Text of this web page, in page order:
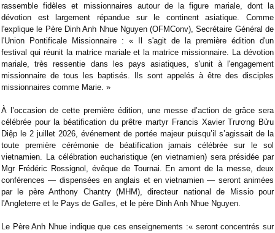
rassemble fidèles et missionnaires autour de la figure mariale, dont la
dévotion est largement répandue sur le continent asiatique. Comme
l'explique le Père Dinh Anh Nhue Nguyen (OFMConv), Secrétaire Général de
l'Union Pontificale Missionnaire : « Il s'agit de la première édition d'un
festival qui réunit la matrice mariale et la matrice missionnaire. La dévotion
mariale, très ressentie dans les pays asiatiques, s'unit à l'engagement
missionnaire de tous les baptisés. Ils sont appelés à être des disciples
missionnaires comme Marie. »
À l’occasion de cette première édition, une messe d’action de grâce sera
célébrée pour la béatification du prêtre martyr Francis Xavier Trương Bửu
Diệp le 2 juillet 2026, événement de portée majeur puisqu’il s’agissait de la
toute première cérémonie de béatification jamais célébrée sur le sol
vietnamien. La célébration eucharistique (en vietnamien) sera présidée par
Mgr Frédéric Rossignol, évêque de Tournai. En amont de la messe, deux
conférences — dispensées en anglais et en vietnamien — seront animées
par le père Anthony Chantry (MHM), directeur national de Missio pour
l'Angleterre et le Pays de Galles, et le père Dinh Anh Nhue Nguyen.
Le Père Anh Nhue indique que ces enseignements :« seront concentrés sur